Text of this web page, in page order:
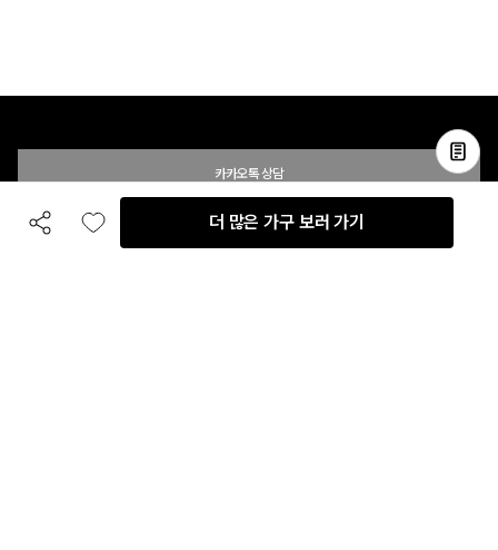
공유하기
좋아요
더 많은 가구 보러 가기
카카오톡 상담
전화 상담